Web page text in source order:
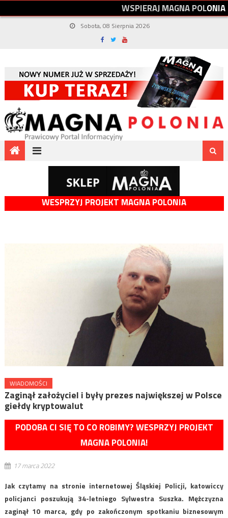
WSPIERAJMAGNAPOLONIA
Sobota, 08 Sierpnia 2026
WESPRZYJ PROJEKT MAGNA POLONIA
WIADOMOŚCI
Zaginął założyciel i były prezes największej w Polsce
giełdy kryptowalut
PODOBA CI SIĘ TO CO ROBIMY? WESPRZYJ PROJEKT
MAGNA POLONIA!
17 marca 2022
Jak czytamy na stronie internetowej Śląskiej Policji, katowiccy
policjanci poszukują 34-letniego Sylwestra Suszka. Mężczyzna
zaginął 10 marca, gdy po zakończonym spotkaniu biznesowym